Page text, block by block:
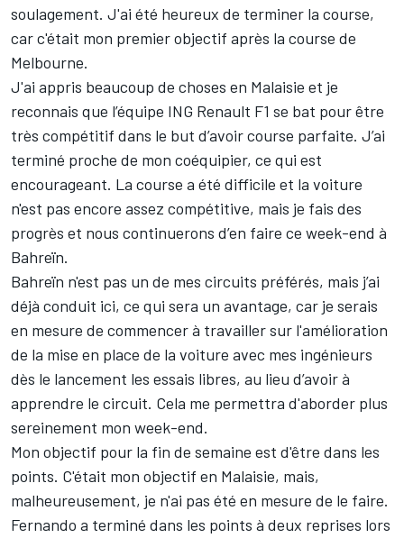
soulagement. J'ai été heureux de terminer la course,
car c'était mon premier objectif après la course de
Melbourne.
J'ai appris beaucoup de choses en Malaisie et je
reconnais que l’équipe ING Renault F1 se bat pour être
très compétitif dans le but d’avoir course parfaite. J’ai
terminé proche de mon coéquipier, ce qui est
encourageant. La course a été difficile et la voiture
n'est pas encore assez compétitive, mais je fais des
progrès et nous continuerons d’en faire ce week-end à
Bahreïn.
Bahreïn n'est pas un de mes circuits préférés, mais j’ai
déjà conduit ici, ce qui sera un avantage, car je serais
en mesure de commencer à travailler sur l'amélioration
de la mise en place de la voiture avec mes ingénieurs
dès le lancement les essais libres, au lieu d’avoir à
apprendre le circuit. Cela me permettra d'aborder plus
sereinement mon week-end.
Mon objectif pour la fin de semaine est d'être dans les
points. C'était mon objectif en Malaisie, mais,
malheureusement, je n'ai pas été en mesure de le faire.
Fernando a terminé dans les points à deux reprises lors